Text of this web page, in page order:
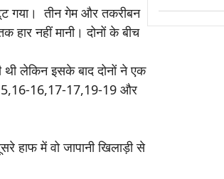
गया। तीन गेम और तकरीबन
नहीं मानी। दोनों के बीच
लेकिन इसके बाद दोनों ने एक
16,17-17,19-19 और
हाफ में वो जापानी खिलाड़ी से